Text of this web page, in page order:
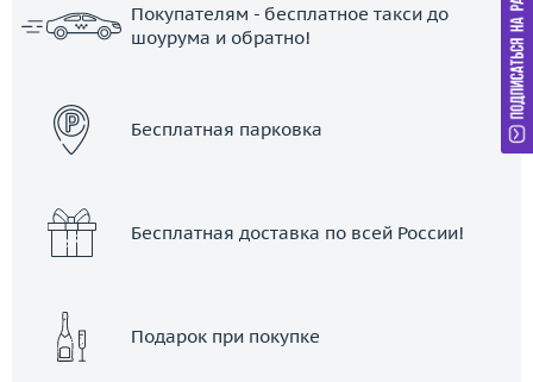
Покупателям - бесплатное такси до
шоурума и обратно!
Бесплатная парковка
Бесплатная доставка по всей России!
Подарок при покупке